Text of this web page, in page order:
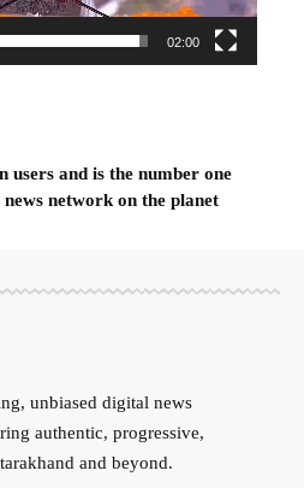
02:00
users and is the number one
news network on the planet
unbiased digital news
authentic, progressive,
and beyond.